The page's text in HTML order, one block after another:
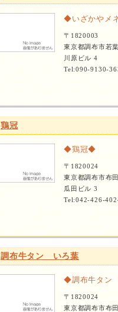
◆いざかやメ
〒1820003
東京都調布市若
川原ビル 4
Tel:090-9130-
鶏冠
◆鶏冠◆
〒1820024
東京都調布市布
瓜田ビル 3
Tel:042-426-
調布牛タン いろ葉
◆調布牛タ
〒1820024
東京都調布市布